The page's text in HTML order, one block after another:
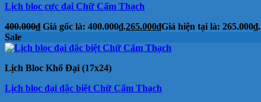
Lịch bloc cực đại Chữ Cẩm Thạch
400.000₫ Giá gốc là: 400.000₫.265.000₫Giá hiện tại là: 265.000₫.
Sale
Lịch Bloc Khổ Đại (17x24)
Lịch bloc đại đặc biệt Chữ Cẩm Thạch